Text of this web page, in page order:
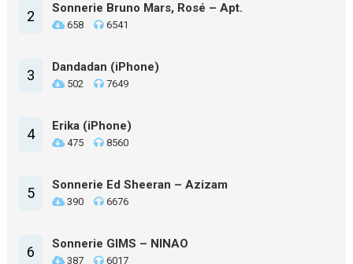
2 Sonnerie Bruno Mars, Rosé – Apt.
658 6541
3 Dandadan (iPhone)
502 7649
4 Erika (iPhone)
475 8560
5 Sonnerie Ed Sheeran – Azizam
390 6676
6 Sonnerie GIMS – NINAO
387 6017